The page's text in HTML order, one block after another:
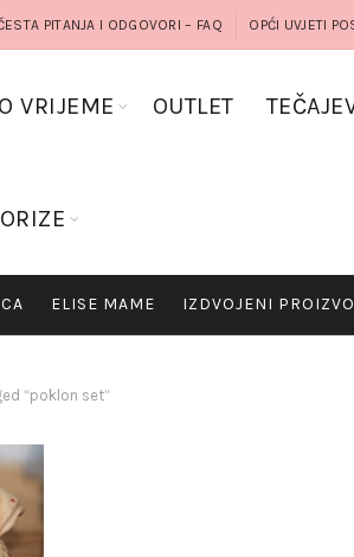
PITANJA I ODGOVORI – FAQ OPĆI UVJETI
VRIJEME OUTLET
ELISE MAME IZDVOJENI
“poklon set”